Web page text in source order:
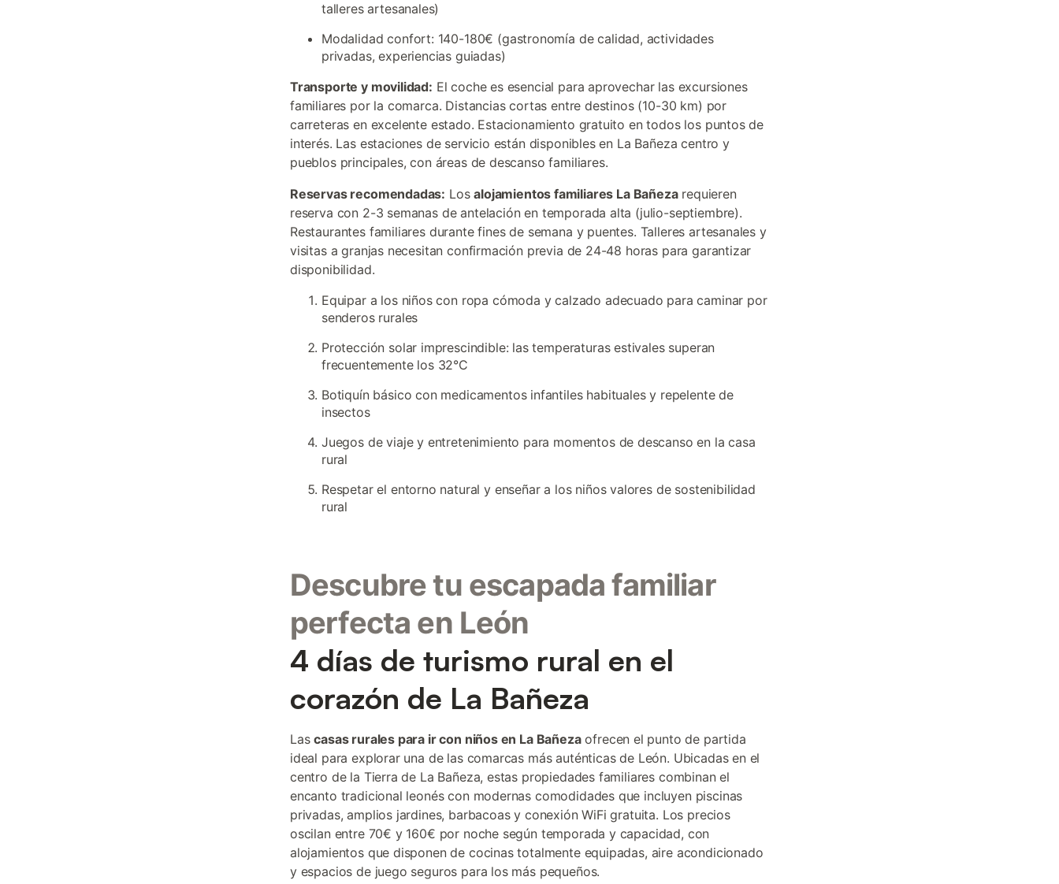
talleres artesanales)
Modalidad confort: 140-180€ (gastronomía de calidad, actividades
privadas, experiencias guiadas)
Transporte y movilidad: El coche es esencial para aprovechar las excursiones
familiares por la comarca. Distancias cortas entre destinos (10-30 km) por
carreteras en excelente estado. Estacionamiento gratuito en todos los puntos de
interés. Las estaciones de servicio están disponibles en La Bañeza centro y
pueblos principales, con áreas de descanso familiares.
Reservas recomendadas: Losalojamientos familiares La Bañezarequieren
reserva con 2-3 semanas de antelación en temporada alta (julio-septiembre).
Restaurantes familiares durante fines de semana y puentes. Talleres artesanales y
visitas a granjas necesitan confirmación previa de 24-48 horas para garantizar
disponibilidad.
Equipar a los niños con ropa cómoda y calzado adecuado para caminar por
senderos rurales
Protección solar imprescindible: las temperaturas estivales superan
frecuentemente los 32°C
Botiquín básico con medicamentos infantiles habituales y repelente de
insectos
Juegos de viaje y entretenimiento para momentos de descanso en la casa
rural
Respetar el entorno natural y enseñar a los niños valores de sostenibilidad
rural
Descubre tu escapada familiar
perfecta en León
4 días de turismo rural en el
corazón de La Bañeza
Lascasas rurales para ir con niños en La Bañezaofrecen el punto de partida
ideal para explorar una de las comarcas más auténticas de León. Ubicadas en el
centro de la Tierra de La Bañeza, estas propiedades familiares combinan el
encanto tradicional leonés con modernas comodidades que incluyen piscinas
privadas, amplios jardines, barbacoas y conexión WiFi gratuita. Los precios
oscilan entre 70€ y 160€ por noche según temporada y capacidad, con
alojamientos que disponen de cocinas totalmente equipadas, aire acondicionado
y espacios de juego seguros para los más pequeños.